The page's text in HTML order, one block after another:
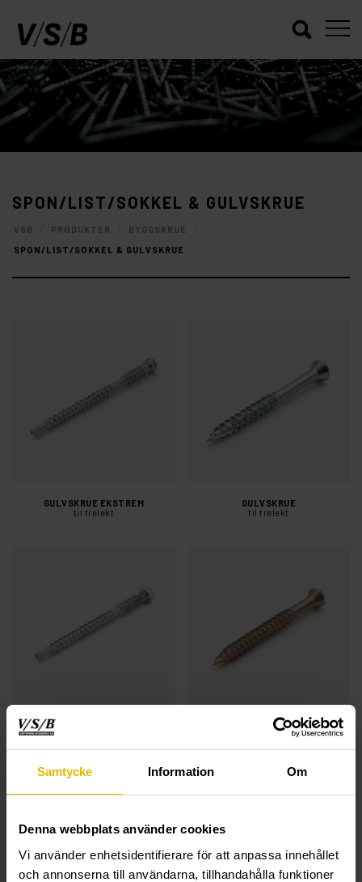
Samtycke Information Om
Denna webbplats använder cookies
Vi använder enhetsidentifierare för att anpassa innehållet
och annonserna till användarna, tillhandahålla funktioner
SPON/LIST/SOKKEL & GULVSKRUE
VSB PRODUKTER BYGGSKRUE
SPON/LIST/SOKKEL & GULVSKRUE
GULVSKRUE EKSTREM
til trelekt
GULVSKRUE
til trelekt
LIST- OG PANELSKRUE EKSTREM
for tre- og stålstender maks 1 mm
LIST- OG SOKKELSKRUE
maks. 1 mm